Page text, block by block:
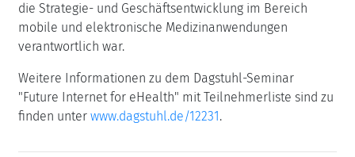
die Strategie- und Geschäftsentwicklung im Bereich
mobile und elektronische Medizinanwendungen
verantwortlich war.
Weitere Informationen zu dem Dagstuhl-Seminar
"Future Internet for eHealth" mit Teilnehmerliste sind zu
finden unter www.dagstuhl.de/12231.